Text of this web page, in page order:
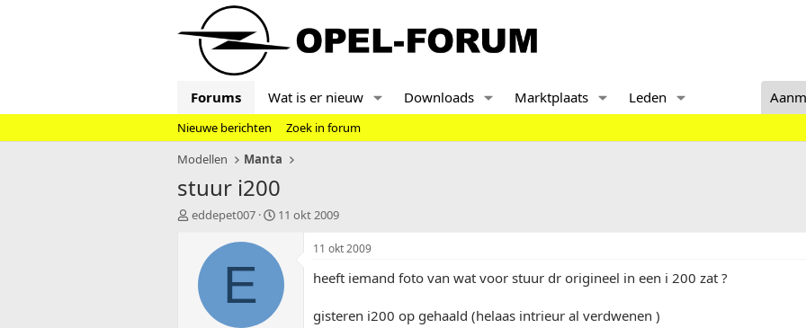
Forums Wat is er nieuw Downloads Marktplaats Leden
Nieuwe berichten
Zoek in forum
Modellen
Manta
stuur i200
T
eddepet007
S
r
d
a
11 okt 2009
E
11 okt 2009
heeft iemand foto van wat voor stuur dr origineel in een i 200 zat ?
gisteren i200 op gehaald (helaas intrieur al verdwenen )